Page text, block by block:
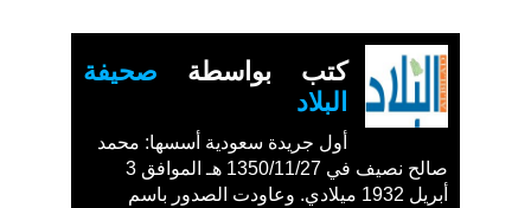
كتب بواسطة صحيفة
البلاد
أول جريدة سعودية أسسها: محمد
صالح نصيف في 1350/11/27 هـ الموافق 3
أبريل 1932 ميلادي. وعاودت الصدور باسم